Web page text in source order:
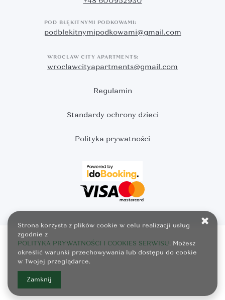
POD BŁĘKITNYMI PODKOWAMI:
podblekitnymipodkowami@gmail.com
WROCLAW CITY APARTMENTS:
wroclawcityapartments@gmail.com
Regulamin
Standardy ochrony dzieci
Polityka prywatności
Strona korzysta z plików cookie w celu realizacji usług
zgodnie z
POLITYKA PRYWATNOŚCI I COOKIES SERWISU . Możesz
określić warunki przechowywania lub dostępu do cookie
w Twojej przeglądarce.
Zamknij